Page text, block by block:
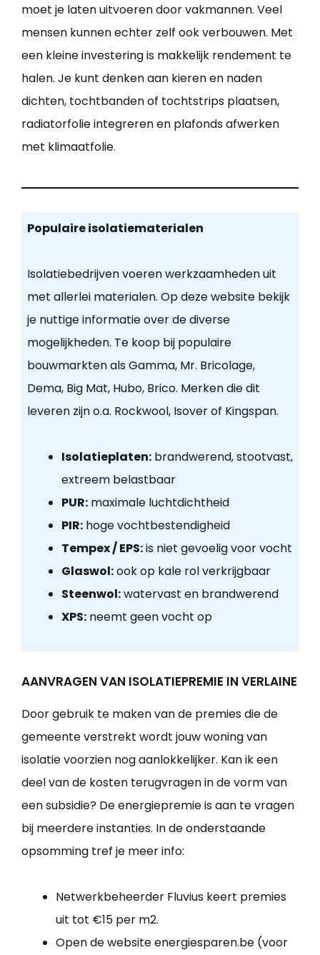
moet je laten uitvoeren door vakmannen. Veel
mensen kunnen echter zelf ook verbouwen. Met
een kleine investering is makkelijk rendement te
halen. Je kunt denken aan kieren en naden
dichten, tochtbanden of tochtstrips plaatsen,
radiatorfolie integreren en plafonds afwerken
met klimaatfolie.
Populaire isolatiematerialen
Isolatiebedrijven voeren werkzaamheden uit
met allerlei materialen. Op deze website bekijk
je nuttige informatie over de diverse
mogelijkheden. Te koop bij populaire
bouwmarkten als Gamma, Mr. Bricolage,
Dema, Big Mat, Hubo, Brico. Merken die dit
leveren zijn o.a. Rockwool, Isover of Kingspan.
Isolatieplaten:brandwerend, stootvast,
extreem belastbaar
PUR:maximale luchtdichtheid
PIR:hoge vochtbestendigheid
Tempex / EPS:is niet gevoelig voor vocht
Glaswol:ook op kale rol verkrijgbaar
Steenwol:watervast en brandwerend
XPS:neemt geen vocht op
AANVRAGEN VAN ISOLATIEPREMIE IN VERLAINE
Door gebruik te maken van de premies die de
gemeente verstrekt wordt jouw woning van
isolatie voorzien nog aanlokkelijker. Kan ik een
deel van de kosten terugvragen in de vorm van
een subsidie? De energiepremie is aan te vragen
bij meerdere instanties. In de onderstaande
opsomming tref je meer info:
Netwerkbeheerder Fluvius keert premies
uit tot €15 per m2.
Open de website energiesparen.be (voor